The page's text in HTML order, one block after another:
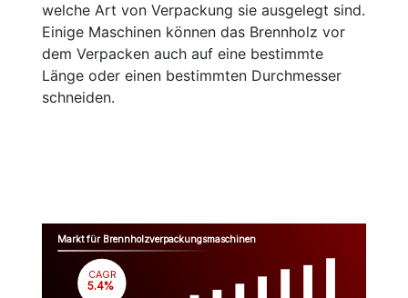
welche Art von Verpackung sie ausgelegt sind.
Einige Maschinen können das Brennholz vor
dem Verpacken auch auf eine bestimmte
Länge oder einen bestimmten Durchmesser
schneiden.
Markt für Brennholzverpackungsmaschinen
CAGR
5.4%